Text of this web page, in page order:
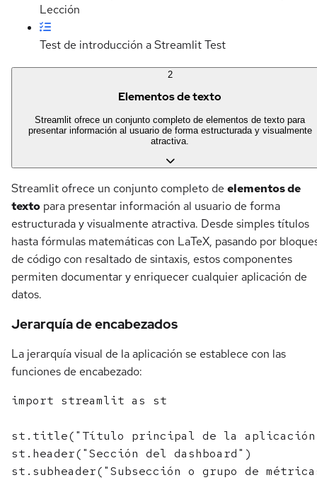
Lección
Test de introducción a StreamlitTest
2
Elementos de texto
Streamlit ofrece un conjunto completo de elementos de texto para
presentar información al usuario de forma estructurada y visualmente
atractiva.
Streamlit ofrece un conjunto completo de elementos de
texto para presentar información al usuario de forma
estructurada y visualmente atractiva. Desde simples títulos
hasta fórmulas matemáticas con LaTeX, pasando por
de código con resaltado de sintaxis, estos componentes
permiten documentar y enriquecer cualquier aplicación de
datos.
Jerarquía de encabezados
La jerarquía visual de la aplicación se establece con las
funciones de encabezado:
import streamlit as st
st.title("Título principal de la
st.header("Sección del dashboard")
st.subheader("Subsección o grupo de